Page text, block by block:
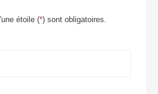
étoile (*) sont obligatoires.